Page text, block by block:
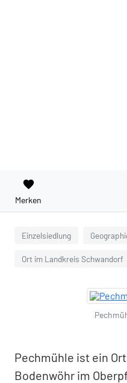
favorite
Merken
Einzelsiedlung
Ort im Landkreis Schwandorf
Pechmühle ist ein
Bodenwöhr im